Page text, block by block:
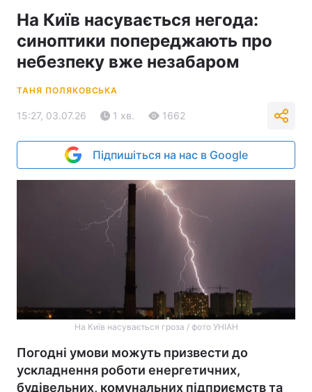
На Київ насувається негода:
синоптики попереджають про
небезпеку вже незабаром
ТАНЯ ПОЛЯКОВСЬКА
15:27, 03.07.26 1 хв. 1662
Підпишіться на нас в Google
На Київ насувається гроза / фото УНІАН
Погодні умови можуть призвести до
ускладнення роботи енергетичних,
будівельних, комунальних підприємств та